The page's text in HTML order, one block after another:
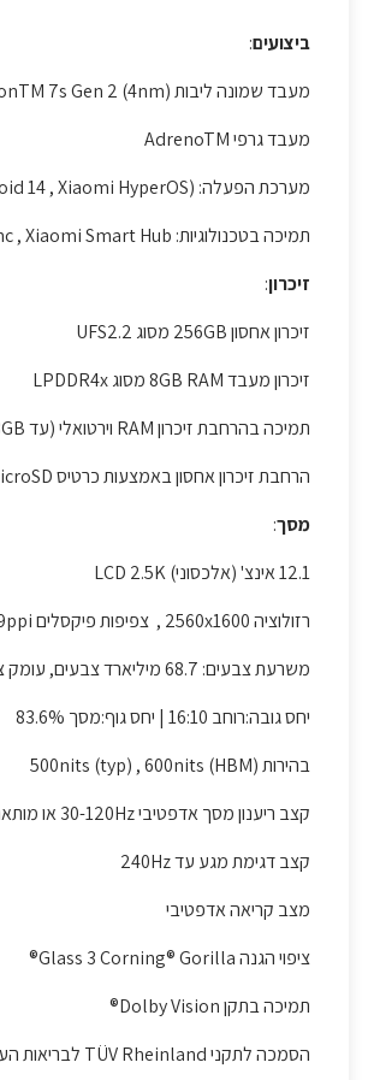
ביצועים:
מעבד שמונה ליבות Qualcomm® SnapdragonTM 7s Gen 2 (4nm) תדר גבוה 2.4GHz
מעבד גרפי AdrenoTM
מערכת הפעלה: (Android 14 , Xiaomi HyperOS המערכת תתעדכן בעדכוני OTA תקופתיים)
תמיכה בטכנולוגיות: Home Screen+ , Cross-device collaboration , Network Sunc , Xiaomi Smart Hub
זיכרון:
זיכרון אחסון 256GB מסוג UFS2.2
זיכרון מעבד 8GB RAM מסוג LPDDR4x
תמיכה בהרחבת זיכרון RAM וירטואלי (עד 8GB נוספים)
הרחבת זיכרון אחסון באמצעות כרטיס microSD עד 1.5TB
מסך:
12.1 אינצ' (אלכסוני) LCD 2.5K
רזולוציה 2560x1600 , צפיפות פיקסלים 249ppi , יחס ניגודיות 1500:1
משרעת צבעים: 68.7 מיליארד צבעים, עומק צבע 12bit
יחס גובה:רוחב 16:10 | יחס גוף:מסך 83.6%
בהירות 500nits (typ) , 600nits (HBM)
קצב ריענון מסך אדפטיבי 30-120Hz או מותאם אישית (60/90/120Hz)
קצב דגימת מגע עד 240Hz
מצב קריאה אדפטיבי
ציפוי הגנה Glass 3 Corning® Gorilla®
תמיכה בתקן Dolby Vision®
הסמכה לתקני TÜV Rheinland לבריאות העין (אור כחול נמוך, ללא הבהוב)